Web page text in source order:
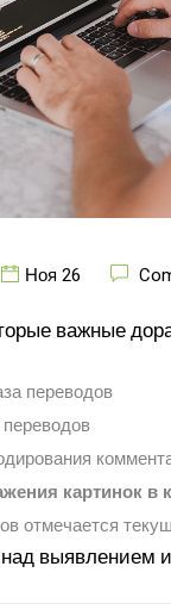
Ноя 26
важные
переводов
картинок в
отмечается
выявлением